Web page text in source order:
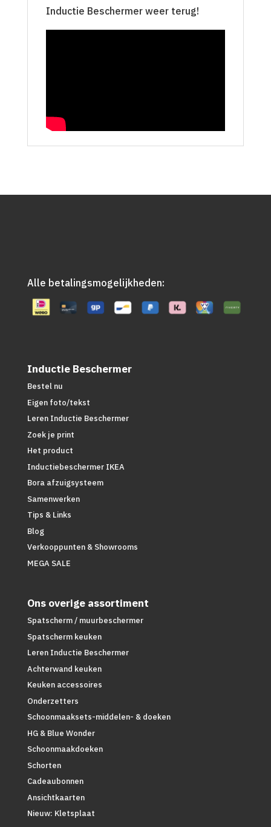
Inductie Beschermer weer terug!
Alle betalingsmogelijkheden:
Inductie Beschermer
Bestel nu
Eigen foto/tekst
Leren Inductie Beschermer
Zoek je print
Het product
Inductiebeschermer IKEA
Bora afzuigsysteem
Samenwerken
Tips & Links
Blog
Verkooppunten & Showrooms
MEGA SALE
Ons overige assortiment
Spatscherm / muurbeschermer
Spatscherm keuken
Leren Inductie Beschermer
Achterwand keuken
Keuken accessoires
Onderzetters
Schoonmaaksets-middelen- & doeken
HG & Blue Wonder
Schoonmaakdoeken
Schorten
Cadeaubonnen
Ansichtkaarten
Nieuw: Kletsplaat